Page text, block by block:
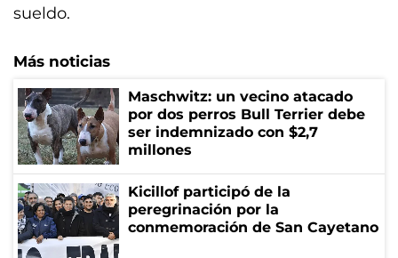
sueldo.
Más noticias
Maschwitz: un vecino atacado
por dos perros Bull Terrier debe
ser indemnizado con $2,7
millones
Kicillof participó de la
peregrinación por la
conmemoración de San Cayetano